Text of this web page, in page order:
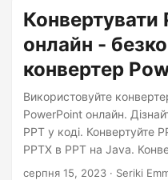
Конвертувати
онлайн -
конвертер
Використовуйте
PowerPoint онлайн.
PPT у коді. Конвертуйте
PPTX в PPT на Java.
Конвертуйте PPTX в PPT
серпня 15, 2023 · Seriki